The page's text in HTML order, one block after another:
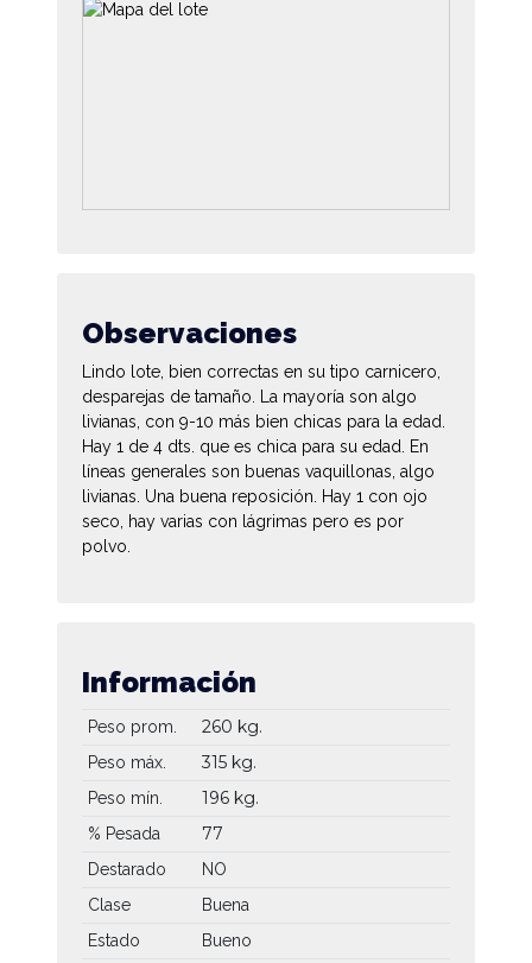
Observaciones
Lindo lote, bien correctas en su tipo carnicero,
desparejas de tamaño. La mayoría son algo
livianas, con 9-10 más bien chicas para la edad.
Hay 1 de 4 dts. que es chica para su edad. En
líneas generales son buenas vaquillonas, algo
livianas. Una buena reposición. Hay 1 con ojo
seco, hay varias con lágrimas pero es por
polvo.
Información
Peso prom. 260 kg.
Peso máx. 315 kg.
Peso mín. 196 kg.
% Pesada 77
Destarado
NO
Clase
Buena
Estado
Bueno